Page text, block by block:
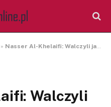
» Nasser Al-Khelaifi: Walczyli jak żołnierze
Walczyli